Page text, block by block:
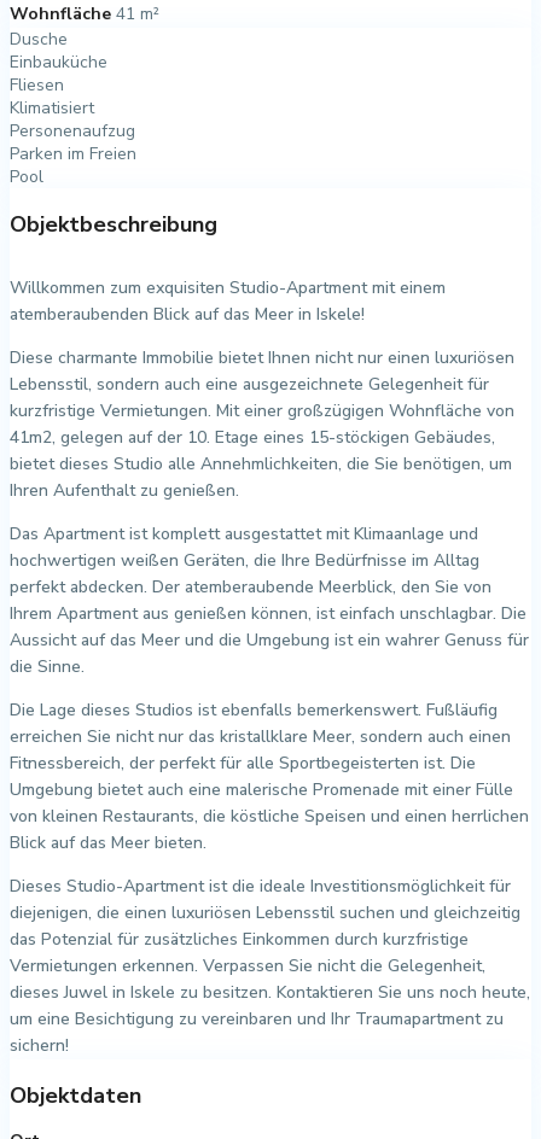
Wohnfläche 41 m²
Dusche
Einbauküche
Fliesen
Klimatisiert
Personenaufzug
Parken im Freien
Pool
Objektbeschreibung
Willkommen zum exquisiten Studio-Apartment mit einem
atemberaubenden Blick auf das Meer in Iskele!
Diese charmante Immobilie bietet Ihnen nicht nur einen luxuriösen
Lebensstil, sondern auch eine ausgezeichnete Gelegenheit für
kurzfristige Vermietungen. Mit einer großzügigen Wohnfläche von
41m2, gelegen auf der 10. Etage eines 15-stöckigen Gebäudes,
bietet dieses Studio alle Annehmlichkeiten, die Sie benötigen, um
Ihren Aufenthalt zu genießen.
Das Apartment ist komplett ausgestattet mit Klimaanlage und
hochwertigen weißen Geräten, die Ihre Bedürfnisse im Alltag
perfekt abdecken. Der atemberaubende Meerblick, den Sie von
Ihrem Apartment aus genießen können, ist einfach unschlagbar. Die
Aussicht auf das Meer und die Umgebung ist ein wahrer Genuss für
die Sinne.
Die Lage dieses Studios ist ebenfalls bemerkenswert. Fußläufig
erreichen Sie nicht nur das kristallklare Meer, sondern auch einen
Fitnessbereich, der perfekt für alle Sportbegeisterten ist. Die
Umgebung bietet auch eine malerische Promenade mit einer Fülle
von kleinen Restaurants, die köstliche Speisen und einen herrlichen
Blick auf das Meer bieten.
Dieses Studio-Apartment ist die ideale Investitionsmöglichkeit für
diejenigen, die einen luxuriösen Lebensstil suchen und gleichzeitig
das Potenzial für zusätzliches Einkommen durch kurzfristige
Vermietungen erkennen. Verpassen Sie nicht die Gelegenheit,
dieses Juwel in Iskele zu besitzen. Kontaktieren Sie uns noch heute,
um eine Besichtigung zu vereinbaren und Ihr Traumapartment zu
sichern!
Objektdaten